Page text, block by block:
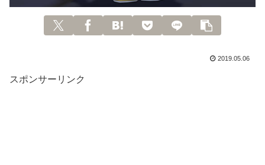
2019.05.06
スポンサーリンク